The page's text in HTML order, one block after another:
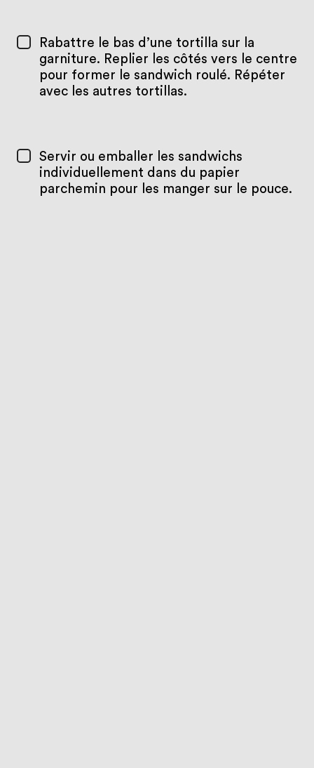
Rabattre le bas d’une tortilla sur la
garniture. Replier les côtés vers le centre
pour former le sandwich roulé. Répéter
avec les autres tortillas.
Servir ou emballer les sandwichs
individuellement dans du papier
parchemin pour les manger sur le pouce.